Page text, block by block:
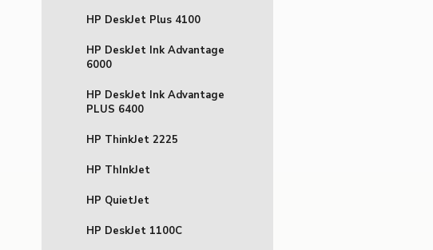
HP DeskJet Plus 4100
HP DeskJet Ink Advantage
6000
HP DeskJet Ink Advantage
PLUS 6400
HP ThinkJet 2225
HP ThInkJet
HP QuietJet
HP DeskJet 1100C